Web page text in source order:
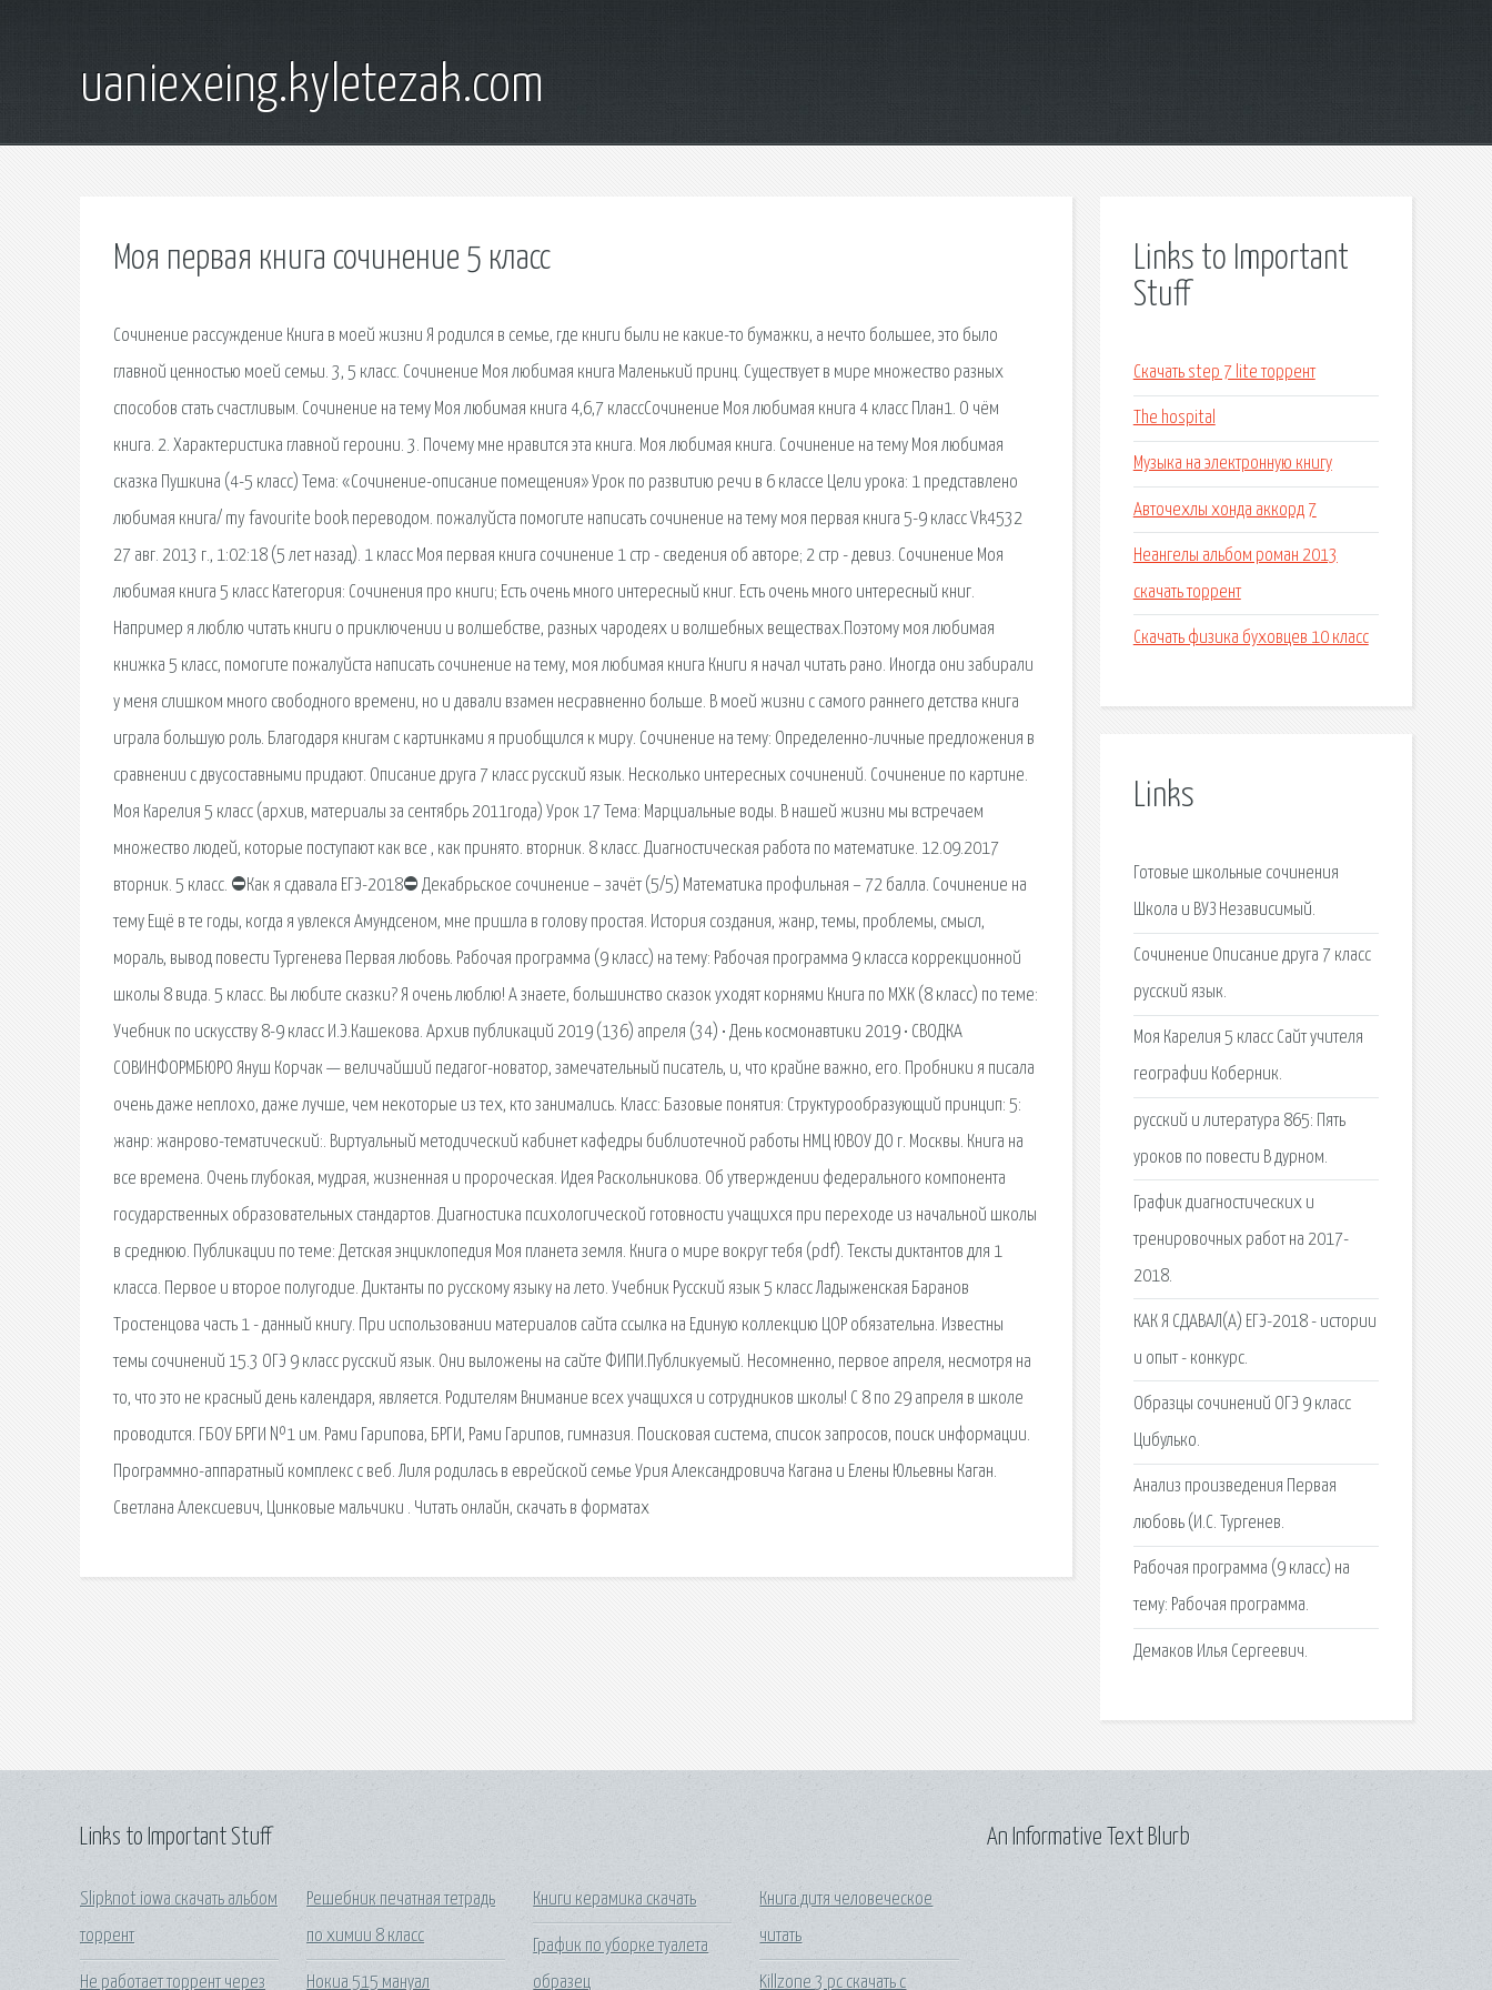
uaniexeing.kyletezak.com
Моя первая книга сочинение 5 класс
Сочинение рассуждение Книга в моей жизни Я родился в семье, где книги были не какие-то бумажки, а нечто большее, это было
главной ценностью моей семьи. 3, 5 класс. Сочинение Моя любимая книга Маленький принц. Существует в мире множество разных
способов стать счастливым. Сочинение на тему Моя любимая книга 4,6,7 классСочинение Моя любимая книга 4 класс План1. О чём
книга. 2. Характеристика главной героини. 3. Почему мне нравится эта книга. Моя любимая книга. Сочинение на тему Моя любимая
сказка Пушкина (4-5 класс) Тема: «Сочинение-описание помещения» Урок по развитию речи в 6 классе Цели урока: 1 представлено
любимая книга/ my favourite book переводом. пожалуйста помогите написать сочинение на тему моя первая книга 5-9 класс Vk4532
27 авг. 2013 г., 1:02:18 (5 лет назад). 1 класс Моя первая книга сочинение 1 стр - сведения об авторе; 2 стр - девиз. Сочинение Моя
любимая книга 5 класс Категория: Сочинения про книги; Есть очень много интересный книг. Есть очень много интересный книг.
Например я люблю читать книги о приключении и волшебстве, разных чародеях и волшебных веществах.Поэтому моя любимая
книжка 5 класс, помогите пожалуйста написать сочинение на тему, моя любимая книга Книги я начал читать рано. Иногда они забирали
у меня слишком много свободного времени, но и давали взамен несравненно больше. В моей жизни с самого раннего детства книга
играла большую роль. Благодаря книгам с картинками я приобщился к миру. Сочинение на тему: Определенно-личные предложения в
сравнении с двусоставными придают. Описание друга 7 класс русский язык. Несколько интересных сочинений. Сочинение по картине.
Моя Карелия 5 класс (архив, материалы за сентябрь 2011года) Урок 17 Тема: Марциальные воды. В нашей жизни мы встречаем
множество людей, которые поступают как все , как принято. вторник. 8 класс. Диагностическая работа по математике. 12.09.2017
вторник. 5 класс. ⛔Как я сдавала ЕГЭ-2018⛔ Декабрьское сочинение – зачёт (5/5) Математика профильная – 72 балла. Сочинение на
тему Ещё в те годы, когда я увлекся Амундсеном, мне пришла в голову простая. История создания, жанр, темы, проблемы, смысл,
мораль, вывод повести Тургенева Первая любовь. Рабочая программа (9 класс) на тему: Рабочая программа 9 класса коррекционной
школы 8 вида. 5 класс. Вы любите сказки? Я очень люблю! А знаете, большинство сказок уходят корнями Книга по МХК (8 класс) по теме:
Учебник по искусству 8-9 класс И.Э.Кашекова. Архив публикаций 2019 (136) апреля (34) • День космонавтики 2019 • СВОДКА
СОВИНФОРМБЮРО Януш Корчак — величайший педагог-новатор, замечательный писатель, и, что крайне важно, его. Пробники я писала
очень даже неплохо, даже лучше, чем некоторые из тех, кто занимались. Класс: Базовые понятия: Структурообразующий принцип: 5:
жанр: жанрово-тематический:. Виртуальный методический кабинет кафедры библиотечной работы НМЦ ЮВОУ ДО г. Москвы. Книга на
все времена. Очень глубокая, мудрая, жизненная и пророческая. Идея Раскольникова. Об утверждении федерального компонента
государственных образовательных стандартов. Диагностика психологической готовности учащихся при переходе из начальной школы
в среднюю. Публикации по теме: Детская энциклопедия Моя планета земля. Книга о мире вокруг тебя (pdf). Тексты диктантов для 1
класса. Первое и второе полугодие. Диктанты по русскому языку на лето. Учебник Русский язык 5 класс Ладыженская Баранов
Тростенцова часть 1 - данный книгу. При использовании материалов сайта ссылка на Единую коллекцию ЦОР обязательна. Известны
темы сочинений 15.3 ОГЭ 9 класс русский язык. Они выложены на сайте ФИПИ.Публикуемый. Несомненно, первое апреля, несмотря на
то, что это не красный день календаря, является. Родителям Внимание всех учащихся и сотрудников школы! С 8 по 29 апреля в школе
проводится. ГБОУ БРГИ №1 им. Рами Гарипова, БРГИ, Рами Гарипов, гимназия. Поисковая сиcтема, список запросов, поиск информации.
Программно-аппаратный комплекс с веб. Лиля родилась в еврейской семье Урия Александровича Кагана и Елены Юльевны Каган.
Светлана Алексиевич, Цинковые мальчики . Читать онлайн, скачать в форматах
Links to Important
Stuff
Скачать step 7 lite торрент
The hospital
Музыка на электронную книгу
Авточехлы хонда аккорд 7
Неангелы альбом роман 2013
скачать торрент
Скачать физика буховцев 10 класс
Links
Готовые школьные сочинения
Школа и ВУЗ Независимый.
Сочинение Описание друга 7 класс
русский язык.
Моя Карелия 5 класс Сайт учителя
географии Коберник.
русский и литература 865: Пять
уроков по повести В дурном.
График диагностических и
тренировочных работ на 2017-
2018.
КАК Я СДАВАЛ(А) ЕГЭ-2018 - истории
и опыт - конкурс.
Образцы сочинений ОГЭ 9 класс
Цибулько.
Анализ произведения Первая
любовь (И.С. Тургенев.
Рабочая программа (9 класс) на
тему: Рабочая программа.
Демаков Илья Сергеевич.
Links to Important Stuff
Slipknot iowa скачать альбом
торрент
Не работает торрент через
Решебник печатная тетрадь
по химии 8 класс
Нокиа 515 мануал
Книги керамика скачать
График по уборке туалета
образец
Книга дитя человеческое
читать
Killzone 3 pc скачать с
An Informative Text Blurb